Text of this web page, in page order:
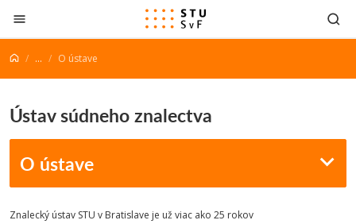
Prejsť na obsah
... O ústave
Ústav súdneho znalectva
O ústave
Znalecký ústav STU v Bratislave je už viac ako 25 rokov